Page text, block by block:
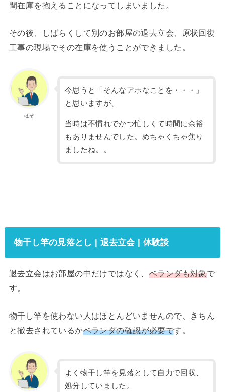
間在庫を抱えることになってしまいました。
その後、しばらくして別のお部屋の退去立会、原状回復
工事の現場でその在庫を使うことができました。
ほぞ
今思うと「そんなアホなことを・・・」
と思いますが、
当時は不慣れでかつ忙しくて時間に余裕
もありませんでした。めちゃくちゃ焦り
ましたね。。
物干し竿の見落とし | 退去立会 | 体験談
退去立会はお部屋の中だけではなく、 ベランダも対象で
す。
物干し竿を使わない人はほとんどいませんので、きちん
と撤去されているかベランダの確認が必要です。
よく物干し竿を見落として自力で回収、
処分していました。